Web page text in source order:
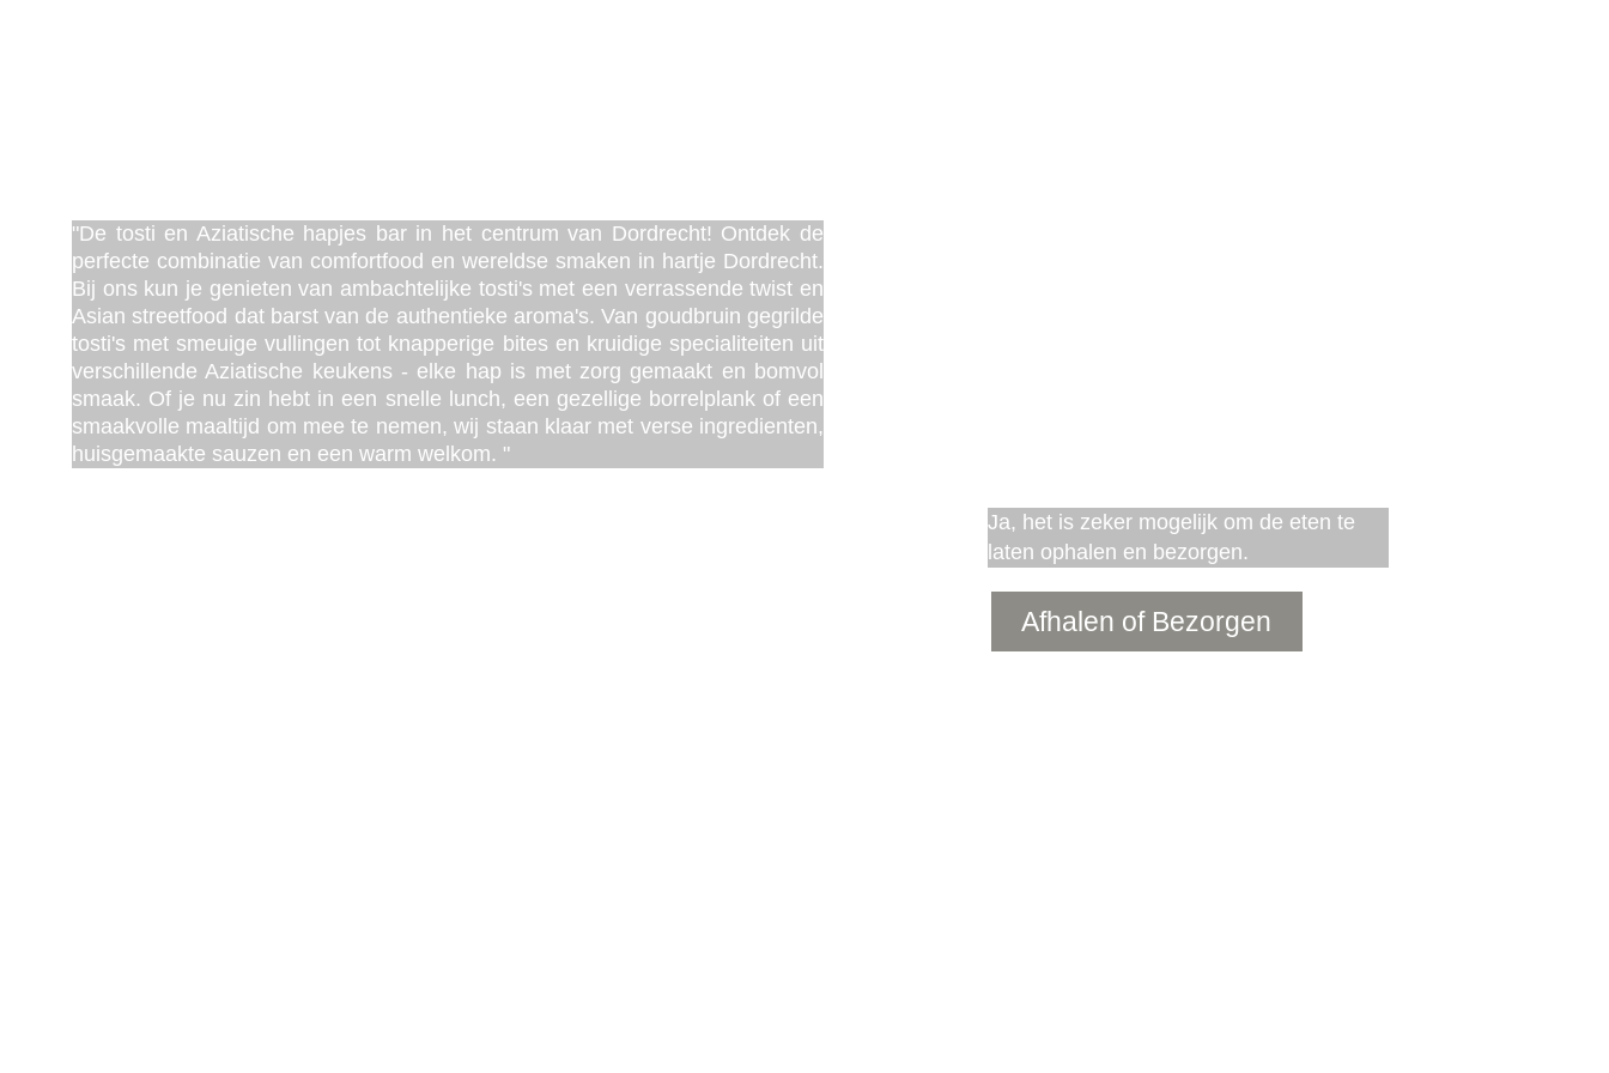
Ja, het is zeker mogelijk om de eten te
laten ophalen en bezorgen.
"De tosti en Aziatische hapjes bar in het centrum van Dordrecht! Ontdek de
perfecte combinatie van comfortfood en wereldse smaken in hartje Dordrecht.
Bij ons kun je genieten van ambachtelijke tosti's met een verrassende twist en
Asian streetfood dat barst van de authentieke aroma's. Van goudbruin gegrilde
tosti's met smeuige vullingen tot knapperige bites en kruidige specialiteiten uit
verschillende Aziatische keukens - elke hap is met zorg gemaakt en bomvol
smaak. Of je nu zin hebt in een snelle lunch, een gezellige borrelplank of een
smaakvolle maaltijd om mee te nemen, wij staan klaar met verse ingredienten,
huisgemaakte sauzen en een warm welkom. "
Afhalen of Bezorgen